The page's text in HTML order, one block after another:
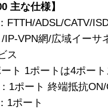
主な仕様】
FTTH/ADSL/CATV/
IP-VPN網/広域イー
ス
ト 1ポートは4ポー
1ポート 終端抵抗
1ポート